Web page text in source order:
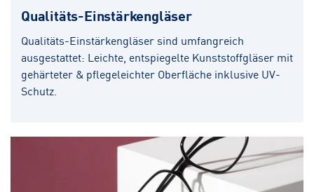
Qualitäts-Einstärkengläser
Qualitäts-Einstärkengläser sind umfangreich
ausgestattet: Leichte, entspiegelte Kunststoffgläser mit
gehärteter & pflegeleichter Oberfläche inklusive UV-
Schutz.